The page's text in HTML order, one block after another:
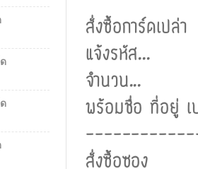
สั่งซื้อการ์ดเปล่า
แจ้งรหัส...
จำนวน...
พร้อมชื่อ ที่อยู่
สั่งซื้อซอง